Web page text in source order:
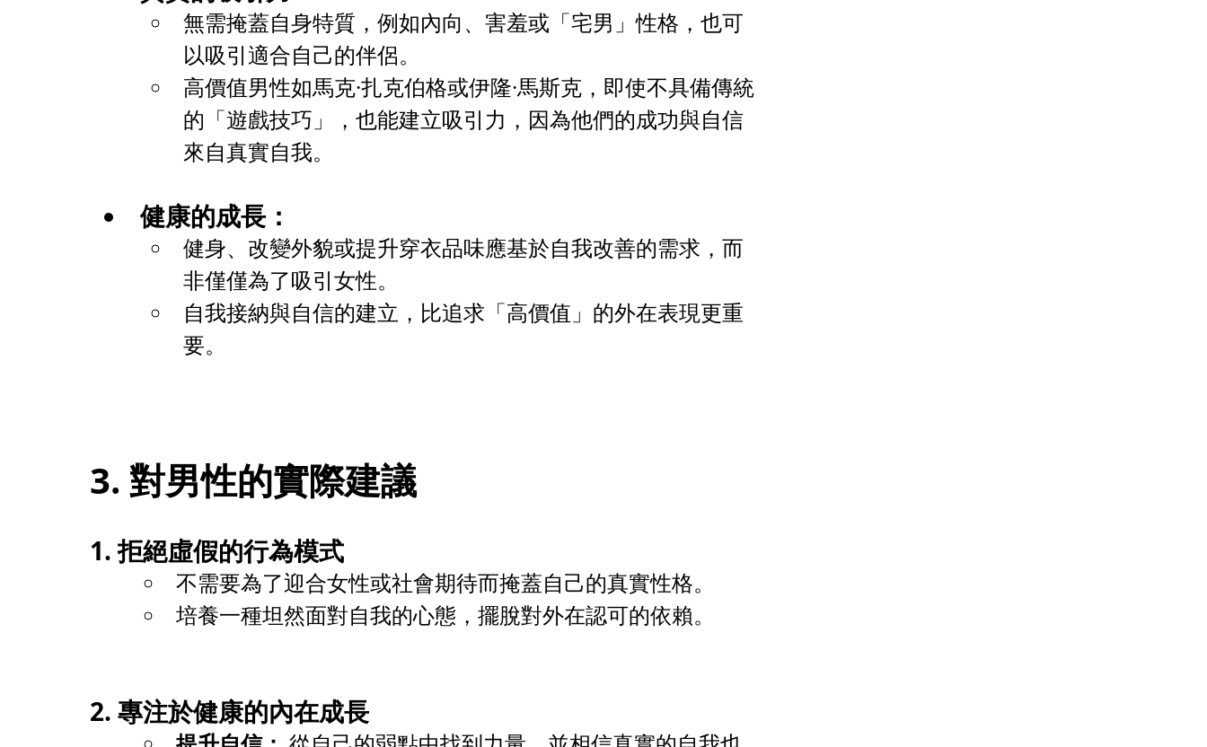
無需掩蓋自身特質，例如內向、害羞或「宅男」性格，也可
以吸引適合自己的伴侶。
高價值男性如馬克·扎克伯格或伊隆·馬斯克，即使不具備傳統
的「遊戲技巧」，也能建立吸引力，因為他們的成功與自信
來自真實自我。
健康的成長：
健身、改變外貌或提升穿衣品味應基於自我改善的需求，而
非僅僅為了吸引女性。
自我接納與自信的建立，比追求「高價值」的外在表現更重
要。
3. 對男性的實際建議
1. 拒絕虛假的行為模式
不需要為了迎合女性或社會期待而掩蓋自己的真實性格。
培養一種坦然面對自我的心態，擺脫對外在認可的依賴。
2. 專注於健康的內在成長